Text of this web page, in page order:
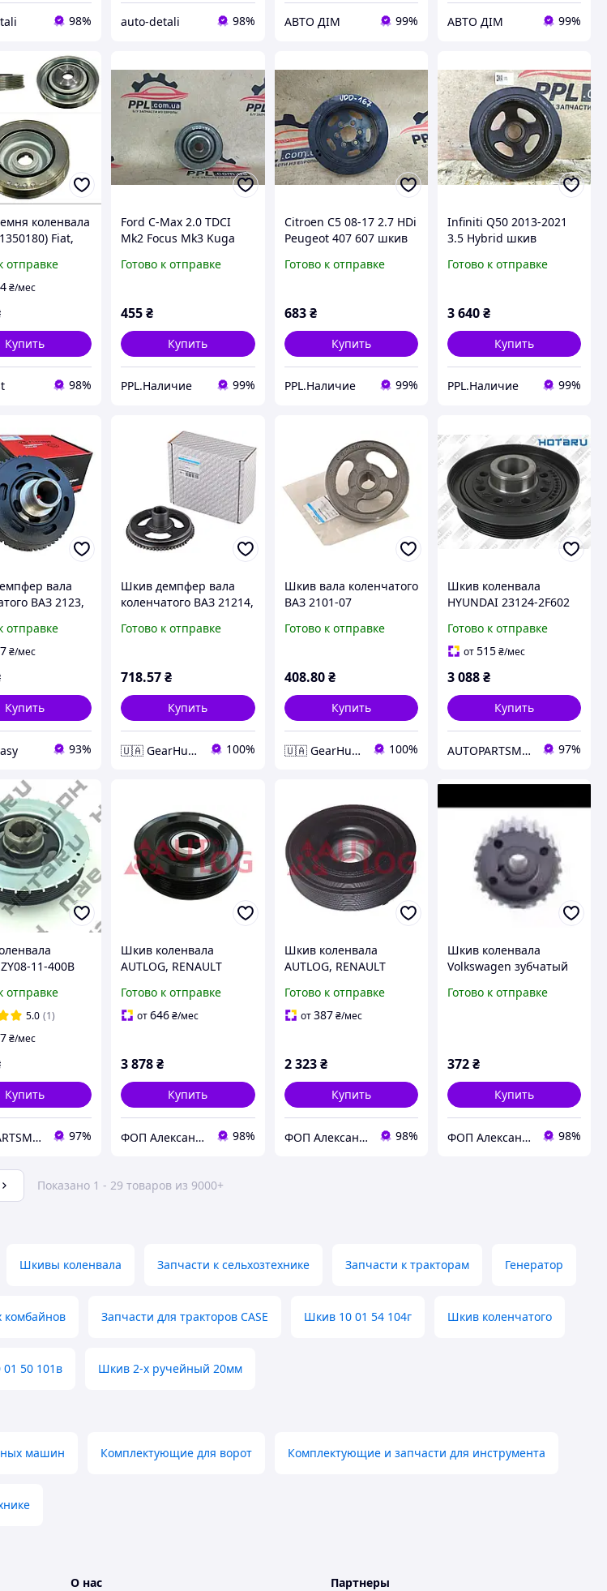
98% auto-detali 98% АВТО ДІМ 99% АВТО ДІМ 99%
коленвала
Fiat,
-
отправке
₴/мес
Купить
98%
Ford С-Max 2.0 TDCI
Mk2 Focus Mk3 Kuga
коленвала 9681640880
Готово к отправке
455₴
Купить
PPL.Наличие 99%
Citroen C5 08-17 2.7 HDi
Peugeot 407 607 шкив
BC
Готово к отправке
683 ₴
Купить
PPL.Наличие 99%
Infiniti Q50 2013-2021
3.5 Hybrid шкив
вала
Готово к отправке
3 640₴
Купить
PPL.Наличие 99%
вала
ВАЗ 2123,
отправке
₴/мес
Купить
93%
Шкив демпфер вала
коленчатого ВАЗ 21214,
чугунный
Готово к отправке
718.57₴
Купить
🇺🇦 GearHub 🇺🇦 100%
Шкив вала коленчатого
ВАЗ 2101-07
Готово к отправке
408.80 ₴
Купить
🇺🇦 GearHub 🇺🇦 100%
Шкив коленвала
HYUNDAI 23124-2F602
Готово к отправке
от515₴/мес
3 088₴
Купить
AUTOPARTSMARKET 97%
11-400B
отправке
5.0 (1)
₴/мес
Купить
AUTOPARTSMARKET 97%
Шкив коленвала
AUTLOG, RENAULT
Готово к отправке
от646₴/мес
3 878₴
Купить
ФОП Александрова Ірина Анатоліївна 98%
Шкив коленвала
AUTLOG, RENAULT
Готово к отправке
от387 ₴/мес
2 323 ₴
Купить
ФОП Александрова Ірина Анатоліївна 98%
Шкив коленвала
Volkswagen зубчатый
Готово к отправке
372₴
Купить
ФОП Александрова Ірина Анатоліївна 98%
Показано 1 - 29 товаров из 9000+
Шкивы коленвала Запчасти к сельхозтехнике Запчасти к тракторам Генератор
комбайнов Запчасти для тракторов CASE Шкив 10 01 54 104г Шкив коленчатого
50 101в Шкив 2-х ручейный 20мм
машин Комплектующие для ворот Комплектующие и запчасти для инструмента
О нас Партнеры